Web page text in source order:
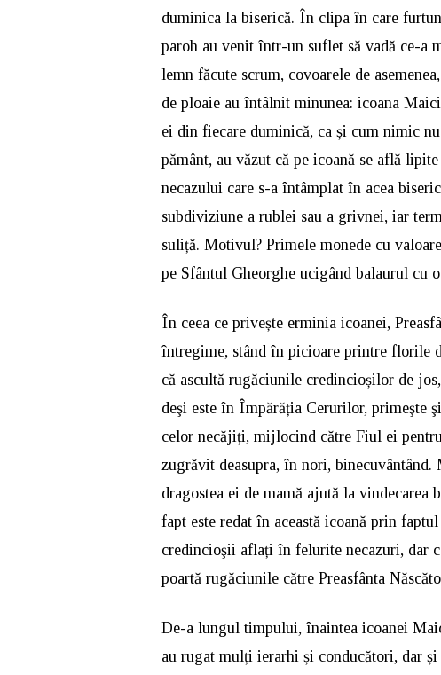
duminica la biserică. În clipa în care
paroh au venit într-un suflet să vadă ce-
lemn făcute scrum, covoarele de
de ploaie au întâlnit minunea: icoana
ei din fiecare duminică, ca și cum nimic
pământ, au văzut că pe icoană se află
necazului care s-a întâmplat în acea
subdiviziune a rublei sau a grivnei, iar
suliță. Motivul? Primele monede cu
pe Sfântul Gheorghe ucigând balaurul cu
În ceea ce privește erminia icoanei,
întregime, stând în picioare printre florile
că ascultă rugăciunile credincioșilor de
deşi este în Împărăția Cerurilor, primeşte
celor necăjiți, mijlocind către Fiul ei
zugrăvit deasupra, în nori,
dragostea ei de mamă ajută la
fapt este redat în această icoană prin
credincioşii aflați în felurite necazuri, dar
poartă rugăciunile către Preasfânta
De-a lungul timpului, înaintea icoanei
au rugat mulți ierarhi și conducători, dar